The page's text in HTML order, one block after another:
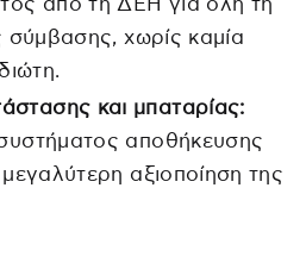
σύμβασης, χωρίς καμία
και μπαταρίας:
αποθήκευσης
αξιοποίηση της